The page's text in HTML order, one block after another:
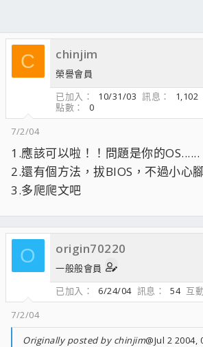
C chinjim
榮譽會員
已加入
10/31/03 訊息 1,102
點數
0
7/2/04
1.應該可以啦！！問題是你的OS......
2.還有個方法，拔BIOS，不過小心
3.多爬爬文吧
O origin70220
一般般會員
已加入
6/24/04 訊息 54 互
7/2/04
Originally posted by chinjim@Jul 2 2004,